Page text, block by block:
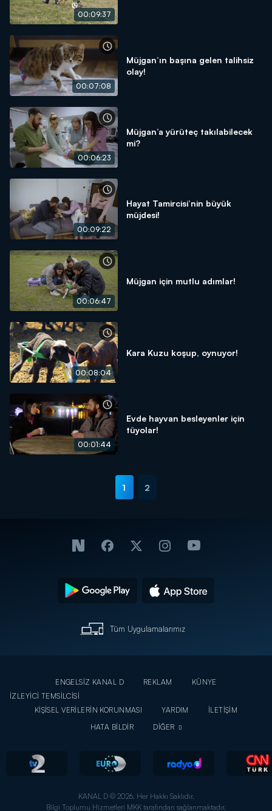
00:09:37
00:07:08
Müjgan’ın başına gelen talihsiz
olay!
00:06:23
Müjgan’a yürüteç takılabilecek
mi?
00:09:22
Hayat Tamircisi’nin büyük
müjdesi!
00:06:47
Müjgan için mutlu adımlar!
00:08:04
Kara Kuzu koşup, oynuyor!
00:01:44
Evde hayvan besleyenler için
tüyolar!
1 2
Tüm Uygulamalarımız
ENGELSİZ KANAL D REKLAM
KÜNYE
İZLEYİCİ TEMSİLCİSİ
KİŞİSEL VERİLERİN KORUNMASI
YARDIM
İLETİŞİM
HATA BİLDİR
DİĞER
KANAL D © 2026. Her Hakkı Saklıdır.
Bilgi Toplumu Hizmetleri MKK tarafından sağlanmaktadır.